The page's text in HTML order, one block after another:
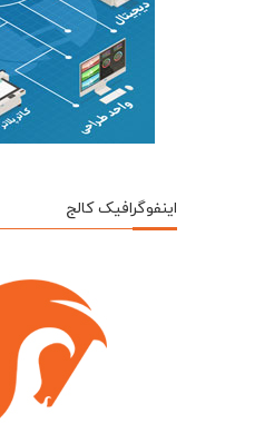
اینفوگرافیک کالج